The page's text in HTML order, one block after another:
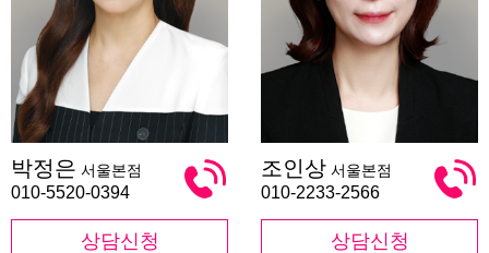
정
은
박정은 서울본점
010-5520-0394
상담신청
인
상
조인상 서울본점
010-2233-2566
상담신청